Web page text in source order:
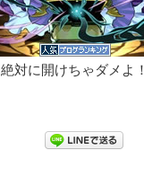
絶対に開けちゃダメよ！